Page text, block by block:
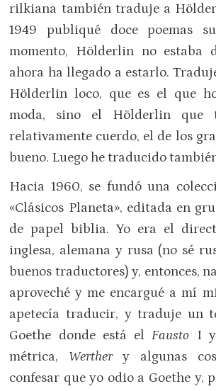
rilkiana también traduje a
1949 publiqué doce poemas
momento, Hölderlin no estaba
ahora ha llegado a estarlo.
Hölderlin loco, que es el que
moda, sino el Hölderlin que
relativamente cuerdo, el de los
bueno. Luego he traducido
Hacia 1960, se fundó una
«Clásicos Planeta», editada en
de papel biblia. Yo era el
inglesa, alemana y rusa (no sé
buenos traductores) y, entonces,
aproveché y me encargué a mí
apetecía traducir, y traduje un
Goethe donde está elFausto I
métrica, Werthery algunas
confesar que yo odio a Goethe y,